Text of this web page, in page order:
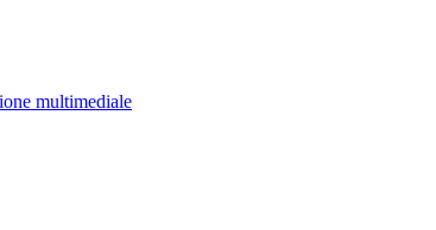
multimediale